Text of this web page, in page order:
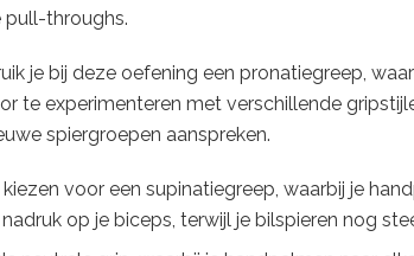
pull-throughs.
je bij deze oefening een pronatiegreep,
te experimenteren met verschillende
spiergroepen aanspreken.
voor een supinatiegreep, waarbij je
op je biceps, terwijl je bilspieren nog